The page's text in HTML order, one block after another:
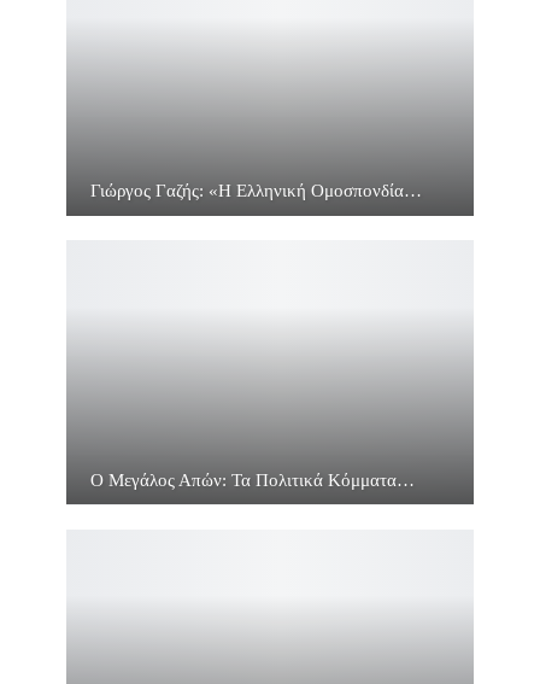
Γιώργος Γαζής: «Η Ελληνική Ομοσπονδία…
Ο Μεγάλος Απών: Τα Πολιτικά Κόμματα…